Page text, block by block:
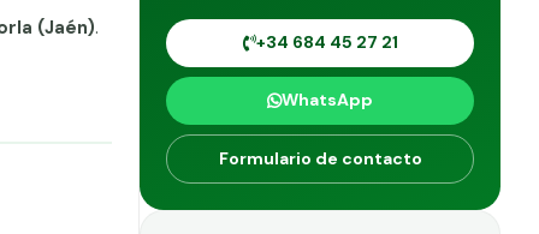
(Jaén).
+34 684 45 27 21
WhatsApp
Formulario de contacto